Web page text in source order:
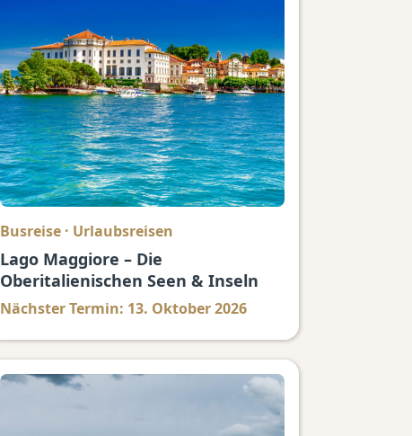
Busreise· Urlaubsreisen
Lago Maggiore – Die
Oberitalienischen Seen & Inseln
Nächster Termin: 13. Oktober 2026